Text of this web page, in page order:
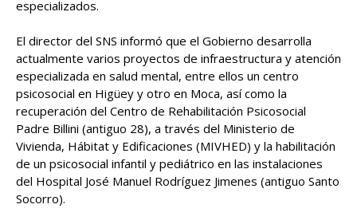
especializados.
El director del SNS informó que el Gobierno desarrolla
actualmente varios proyectos de infraestructura y atención
especializada en salud mental, entre ellos un centro
psicosocial en Higüey y otro en Moca, así como la
recuperación del Centro de Rehabilitación Psicosocial
Padre Billini (antiguo 28), a través del Ministerio de
Vivienda, Hábitat y Edificaciones (MIVHED) y la habilitación
de un psicosocial infantil y pediátrico en las instalaciones
del Hospital José Manuel Rodríguez Jimenes (antiguo Santo
Socorro).